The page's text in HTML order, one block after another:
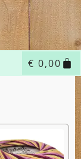
€ 0,00